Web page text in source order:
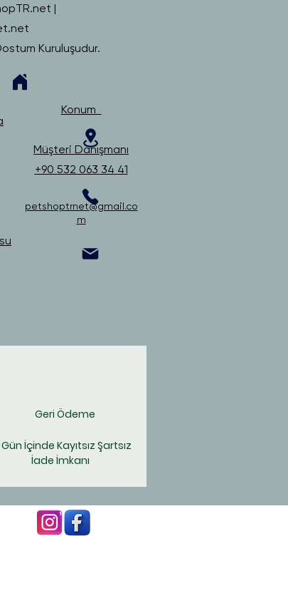
|
Kuruluşudur.
Konum
Müşteri Danışmanı
+90 532 063 34 41
petshoptrnet@gmail.co
m
Geri Ödeme
Gün İçinde Kayıtsız Şartsız
İade İmkanı